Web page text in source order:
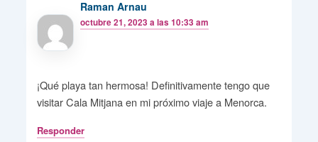
Raman Arnau
octubre 21, 2023 a las 10:33 am
¡Qué playa tan hermosa! Definitivamente tengo que
visitar Cala Mitjana en mi próximo viaje a Menorca.
Responder